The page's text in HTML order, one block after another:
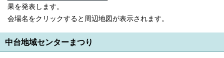
日本語
English
한국어
简体中文
繁體中文
果を発表します。
会場名をクリックすると周辺地図が表示されます。
中台地域センターまつり